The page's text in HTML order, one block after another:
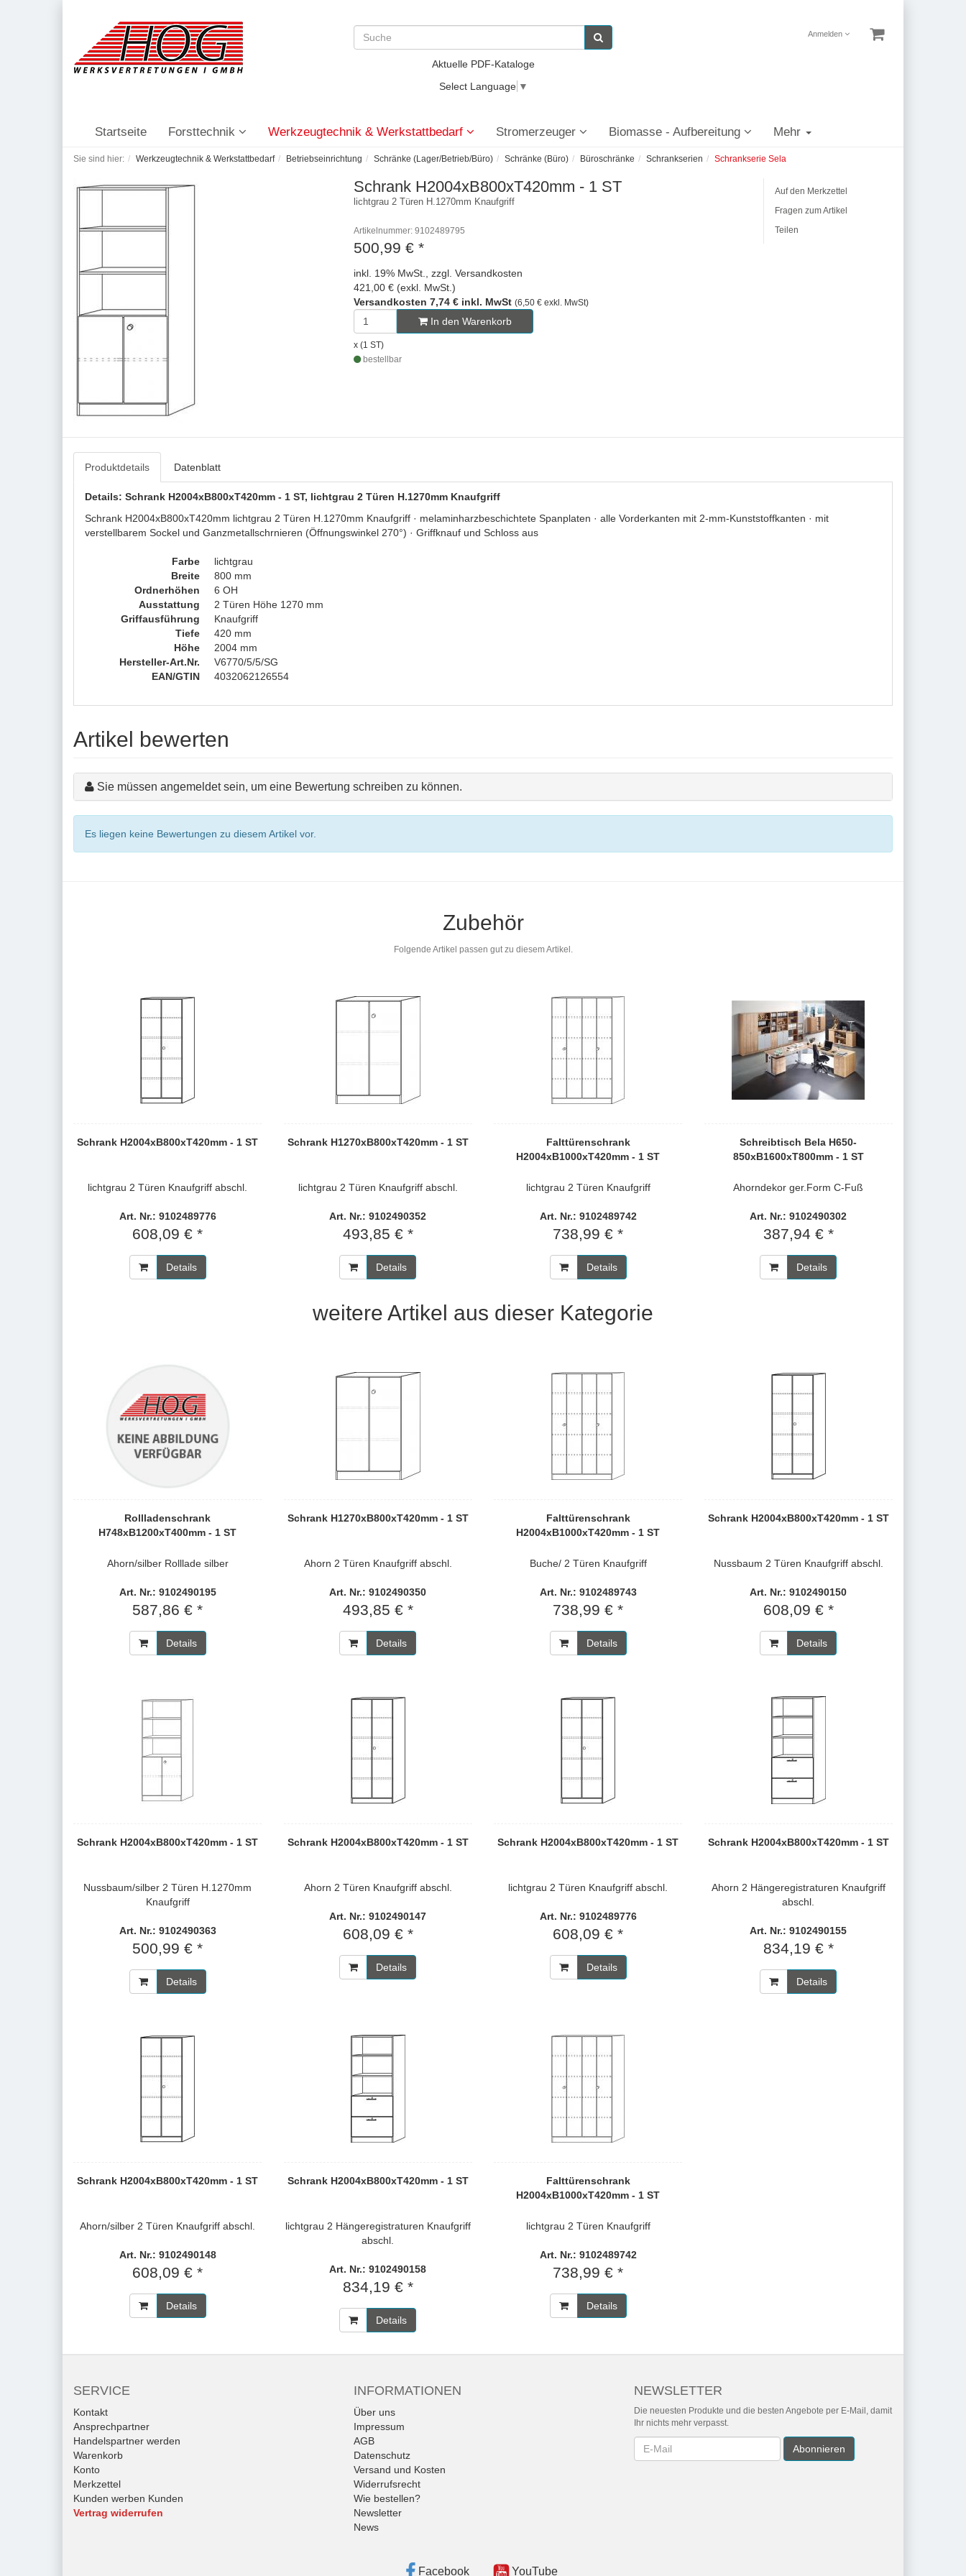
Anmelden
Aktuelle PDF-Kataloge
Select Language ▼
Startseite Forsttechnik Werkzeugtechnik & Werkstattbedarf Stromerzeuger Biomasse - Aufbereitung Mehr
Sie sind hier: Werkzeugtechnik & Werkstattbedarf Betriebseinrichtung Schränke (Lager/Betrieb/Büro) Schränke (Büro) Büroschränke Schrankserien Schrankserie Sela
Schrank H2004xB800xT420mm - 1 ST
lichtgrau 2 Türen H.1270mm Knaufgriff
Artikelnummer: 9102489795
500,99 € *
inkl. 19% MwSt., zzgl. Versandkosten
421,00 € (exkl. MwSt.)
Versandkosten 7,74 € inkl. MwSt (6,50 € exkl. MwSt)
In den Warenkorb
x (1 ST)
bestellbar
Auf den Merkzettel
Fragen zum Artikel
Teilen
Produktdetails Datenblatt
Details: Schrank H2004xB800xT420mm - 1 ST, lichtgrau 2 Türen H.1270mm Knaufgriff
Schrank H2004xB800xT420mm lichtgrau 2 Türen H.1270mm Knaufgriff · melaminharzbeschichtete Spanplaten · alle Vorderkanten mit 2-mm-Kunststoffkanten · mit
verstellbarem Sockel und Ganzmetallschrnieren (Öffnungswinkel 270°) · Griffknauf und Schloss aus
Farbe
lichtgrau
Breite
800 mm
Ordnerhöhen
6 OH
Ausstattung
2 Türen Höhe 1270 mm
Griffausführung
Knaufgriff
Tiefe
420 mm
Höhe
2004 mm
Hersteller-Art.Nr.
V6770/5/5/SG
EAN/GTIN
4032062126554
Artikel bewerten
Sie müssen angemeldet sein, um eine Bewertung schreiben zu können.
Es liegen keine Bewertungen zu diesem Artikel vor.
Zubehör
Folgende Artikel passen gut zu diesem Artikel.
Schrank H2004xB800xT420mm - 1 ST
lichtgrau 2 Türen Knaufgriff abschl.
Art. Nr.: 9102489776
608,09 € *
Details
Schrank H1270xB800xT420mm - 1 ST
lichtgrau 2 Türen Knaufgriff abschl.
Art. Nr.: 9102490352
493,85 € *
Details
Falttürenschrank
H2004xB1000xT420mm - 1 ST
lichtgrau 2 Türen Knaufgriff
Art. Nr.: 9102489742
738,99 € *
Details
Schreibtisch Bela H650-
850xB1600xT800mm - 1 ST
Ahorndekor ger.Form C-Fuß
Art. Nr.: 9102490302
387,94 € *
Details
weitere Artikel aus dieser Kategorie
Rollladenschrank
H748xB1200xT400mm - 1 ST
Ahorn/silber Rolllade silber
Art. Nr.: 9102490195
587,86 € *
Details
Schrank H1270xB800xT420mm - 1 ST
Ahorn 2 Türen Knaufgriff abschl.
Art. Nr.: 9102490350
493,85 € *
Details
Falttürenschrank
H2004xB1000xT420mm - 1 ST
Buche/ 2 Türen Knaufgriff
Art. Nr.: 9102489743
738,99 € *
Details
Schrank H2004xB800xT420mm - 1 ST
Nussbaum 2 Türen Knaufgriff abschl.
Art. Nr.: 9102490150
608,09 € *
Details
Schrank H2004xB800xT420mm - 1 ST
Nussbaum/silber 2 Türen H.1270mm
Knaufgriff
Art. Nr.: 9102490363
500,99 € *
Details
Schrank H2004xB800xT420mm - 1 ST
Ahorn 2 Türen Knaufgriff abschl.
Art. Nr.: 9102490147
608,09 € *
Details
Schrank H2004xB800xT420mm - 1 ST
lichtgrau 2 Türen Knaufgriff abschl.
Art. Nr.: 9102489776
608,09 € *
Details
Schrank H2004xB800xT420mm - 1 ST
Ahorn 2 Hängeregistraturen Knaufgriff
abschl.
Art. Nr.: 9102490155
834,19 € *
Details
Schrank H2004xB800xT420mm - 1 ST
Ahorn/silber 2 Türen Knaufgriff abschl.
Art. Nr.: 9102490148
608,09 € *
Details
Schrank H2004xB800xT420mm - 1 ST
lichtgrau 2 Hängeregistraturen Knaufgriff
abschl.
Art. Nr.: 9102490158
834,19 € *
Details
Falttürenschrank
H2004xB1000xT420mm - 1 ST
lichtgrau 2 Türen Knaufgriff
Art. Nr.: 9102489742
738,99 € *
Details
SERVICE
Kontakt
Ansprechpartner
Handelspartner werden
Warenkorb
Konto
Merkzettel
Kunden werben Kunden
Vertrag widerrufen
INFORMATIONEN
Über uns
Impressum
AGB
Datenschutz
Versand und Kosten
Widerrufsrecht
Wie bestellen?
Newsletter
News
NEWSLETTER
Die neuesten Produkte und die besten Angebote per E-Mail, damit
Ihr nichts mehr verpasst.
Newsletter Abonnieren
Facebook YouTube